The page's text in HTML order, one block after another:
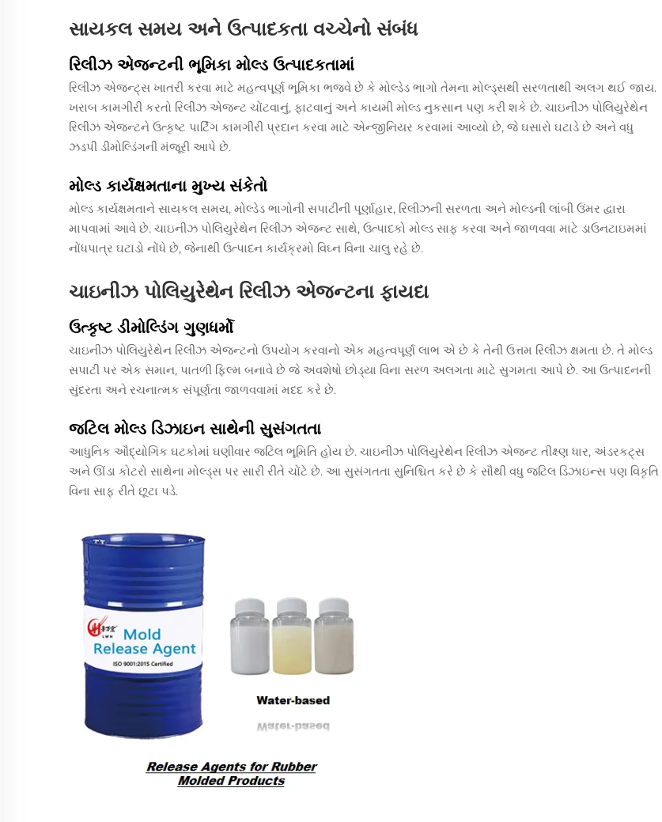
સાયકલ સમય અને ઉત્પાદકતા વચ્ચેનો સંબંધ
રિલીઝ એજન્ટની ભૂમિકા મોલ્ડ ઉત્પાદકતામાં
રિલીઝ એજન્ટ્સ ખાતરી કરવા માટે મહત્વપૂર્ણ ભૂમિકા ભજવે છે કે મોલ્ડેડ ભાગો તેમના મોલ્ડ્સથી સરળતાથી અલગ થઈ જાય.
ખરાબ કામગીરી કરતો રિલીઝ એજન્ટ ચોંટવાનું, ફાટવાનું અને કાયમી મોલ્ડ નુકસાન પણ કરી શકે છે. ચાઇનીઝ પોલિયુરેથેન
રિલીઝ એજન્ટને ઉત્કૃષ્ટ પાર્ટિંગ કામગીરી પ્રદાન કરવા માટે એન્જીનિયર કરવામાં આવ્યો છે, જે ઘસારો ઘટાડે છે અને વધુ
ઝડપી ડીમોલ્ડિંગની મંજૂરી આપે છે.
મોલ્ડ કાર્યક્ષમતાના મુખ્ય સંકેતો
મોલ્ડ કાર્યક્ષમતાને સાયકલ સમય, મોલ્ડેડ ભાગોની સપાટીની પૂર્ણાહાર, રિલીઝની સરળતા અને મોલ્ડની લાંબી ઉંમર દ્વારા
માપવામાં આવે છે. ચાઇનીઝ પોલિયુરેથેન રિલીઝ એજન્ટ સાથે, ઉત્પાદકો મોલ્ડ સાફ કરવા અને જાળવવા માટે ડાઉનટાઇમમાં
નોંધપાત્ર ઘટાડો નોંધે છે, જેનાથી ઉત્પાદન કાર્યક્રમો વિઘ્ન વિના ચાલુ રહે છે.
ચાઇનીઝ પોલિયુરેથેન રિલીઝ એજન્ટના ફાયદા
ઉત્કૃષ્ટ ડીમોલ્ડિંગ ગુણધર્મો
ચાઇનીઝ પોલિયુરેથેન રિલીઝ એજન્ટનો ઉપયોગ કરવાનો એક મહત્વપૂર્ણ લાભ એ છે કે તેની ઉત્તમ રિલીઝ ક્ષમતા છે. તે મોલ્ડ
સપાટી પર એક સમાન, પાતળી ફિલ્મ બનાવે છે જે અવશેષો છોડ્યા વિના સરળ અલગતા માટે સુગમતા આપે છે. આ ઉત્પાદનની
સુંદરતા અને રચનાત્મક સંપૂર્ણતા જાળવવામાં મદદ કરે છે.
જટિલ મોલ્ડ ડિઝાઇન સાથેની સુસંગતતા
આધુનિક ઔદ્યોગિક ઘટકોમાં ઘણીવાર જટિલ ભૂમિતિ હોય છે. ચાઇનીઝ પોલિયુરેથેન રિલીઝ એજન્ટ તીક્ષ્ણ ધાર, અંડરકટ્સ
અને ઊંડા કોટરો સાથેના મોલ્ડ્સ પર સારી રીતે ચોંટે છે. આ સુસંગતતા સુનિશ્ચિત કરે છે કે સૌથી વધુ જટિલ ડિઝાઇન્સ પણ વિકૃતિ
વિના સાફ રીતે છૂટા પડે.